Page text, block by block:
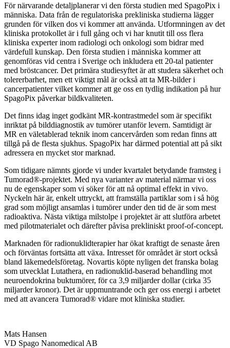
För närvarande detaljplanerar vi den första studien med SpagoPix i
människa. Data från de regulatoriska prekliniska studierna lägger
grunden för vilken dos vi kommer att använda. Utformningen av det
kliniska protokollet är i full gång och vi har knutit till oss flera
kliniska experter inom radiologi och onkologi som bidrar med
värdefull kunskap. Den första studien i människa kommer att
genomföras vid centra i Sverige och inkludera ett 20-tal patienter
med bröstcancer. Det primära studiesyftet är att studera säkerhet och
tolererbarhet, men ett viktigt mål är också att ta MR-bilder i
cancerpatienter vilket kommer att ge oss en tydlig indikation på hur
SpagoPix påverkar bildkvaliteten.
Det finns idag inget godkänt MR-kontrastmedel som är specifikt
inriktat på bilddiagnostik av tumörer utanför levern. Samtidigt är
MR en väletablerad teknik inom cancervården som redan finns att
tillgå på de flesta sjukhus. SpagoPix har därmed potential att på sikt
adressera en mycket stor marknad.
Som tidigare nämnts gjorde vi under kvartalet betydande framsteg i
Tumorad®-projektet. Med nya varianter av material närmar vi oss
nu de egenskaper som vi söker för att nå optimal effekt in vivo.
Nyckeln här är, enkelt uttryckt, att framställa partiklar som i så hög
grad som möjligt ansamlas i tumörer under den tid de är som mest
radioaktiva. Nästa viktiga milstolpe i projektet är att slutföra arbetet
med pilotmaterialet och därefter påvisa prekliniskt proof-of-concept.
Marknaden för radionuklidterapier har ökat kraftigt de senaste åren
och förväntas fortsätta att växa. Intresset för området är stort också
bland läkemedelsföretag. Novartis köpte nyligen det franska bolag
som utvecklat Lutathera, en radionuklid-baserad behandling mot
neuroendokrina buktumörer, för ca 3,9 miljarder dollar (cirka 35
miljarder kronor). Det är uppmuntrande och ger oss energi i arbetet
med att avancera Tumorad® vidare mot kliniska studier.
Mats Hansen
VD Spago Nanomedical AB